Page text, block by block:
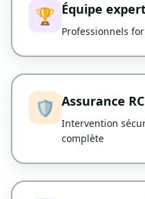
🏆 Équipe
Professionnels
🛡️ Assurance
Intervention
complète